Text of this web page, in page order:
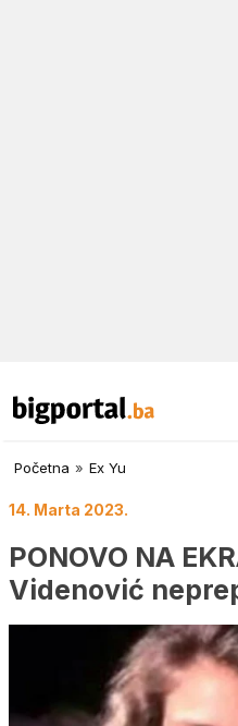
Početna » Ex Yu
14. Marta 2023.
PONOVO NA
Videnović